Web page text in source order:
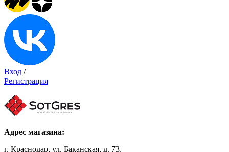
Вход /
Регистрация
Адрес магазина:
г. Краснодар, ул. Баканская, д. 73,